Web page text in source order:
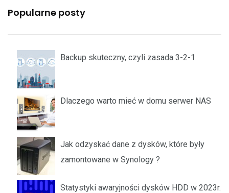
Popularne posty
Backup skuteczny, czyli zasada 3-2-1
Dlaczego warto mieć w domu serwer NAS
Jak odzyskać dane z dysków, które były
zamontowane w Synology ?
Statystyki awaryjności dysków HDD w 2023r.